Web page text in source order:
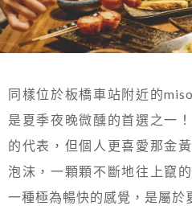
同樣位於板橋車站附近的
是夏季夜晚微醺的首選之一
的代表，但個人更喜愛那金
泡沫，一顆顆不斷地往上竄
一種極為暢快的感覺，是屬於